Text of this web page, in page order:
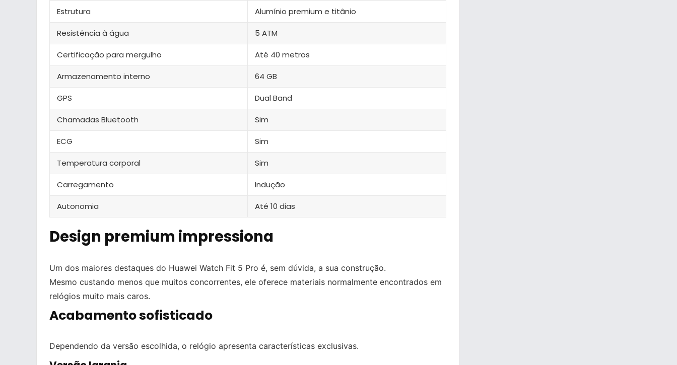
Estrutura Alumínio premium e titânio
Resistência à água 5 ATM
Certificação para mergulho Até 40 metros
Armazenamento interno 64 GB
GPS Dual Band
Chamadas Bluetooth Sim
ECG Sim
Temperatura corporal Sim
Carregamento Indução
Autonomia Até 10 dias
Design premium impressiona
Um dos maiores destaques do Huawei Watch Fit 5 Pro é, sem dúvida, a sua construção.
Mesmo custando menos que muitos concorrentes, ele oferece materiais normalmente encontrados em
relógios muito mais caros.
Acabamento sofisticado
Dependendo da versão escolhida, o relógio apresenta características exclusivas.